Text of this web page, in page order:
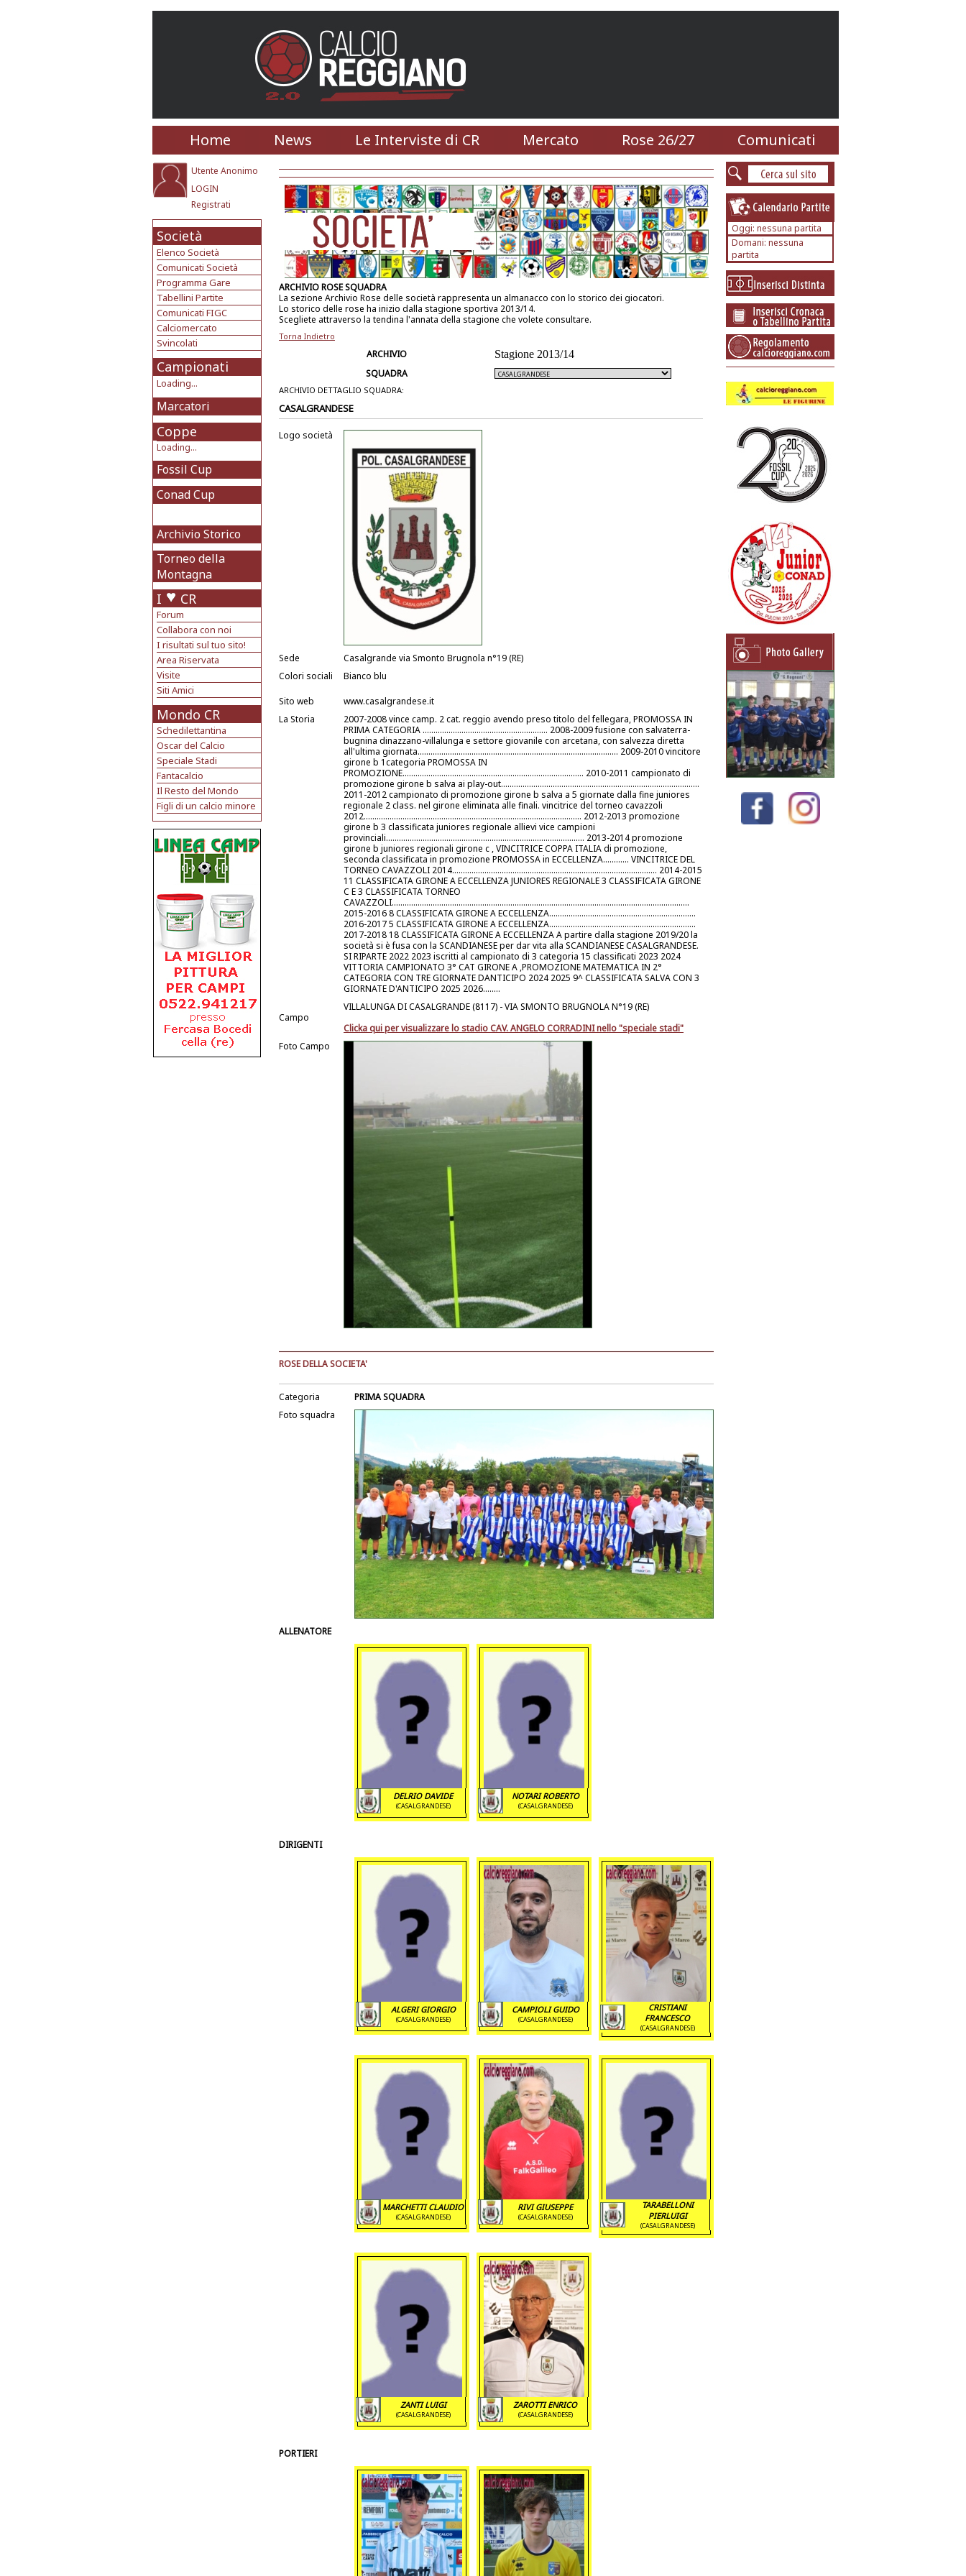
Home News Le Interviste di CR Mercato Rose 26/27 Comunicati
Utente Anonimo
LOGIN
Registrati
Società
Elenco Società
Comunicati Società
Programma Gare
Tabellini Partite
Comunicati FIGC
Calciomercato
Svincolati
Campionati
Loading...
Marcatori
Coppe
Loading...
Fossil Cup
Conad Cup
Archivio Storico
Torneo della
Montagna
I CR
Forum
Collabora con noi
I risultati sul tuo sito!
Area Riservata
Visite
Siti Amici
Mondo CR
Schedilettantina
Oscar del Calcio
Speciale Stadi
Fantacalcio
Il Resto del Mondo
Figli di un calcio minore
ARCHIVIO ROSE SQUADRA
La sezione Archivio Rose delle società rappresenta un almanacco con lo storico dei giocatori.
Lo storico delle rose ha inizio dalla stagione sportiva 2013/14.
Scegliete attraverso la tendina l'annata della stagione che volete consultare.
Torna Indietro
ARCHIVIO
Stagione 2013/14
SQUADRA
ARCHIVIO DETTAGLIO SQUADRA:
CASALGRANDESE
Logo società
Sede
Casalgrande via Smonto Brugnola n°19 (RE)
Colori sociali
Bianco blu
Sito web
www.casalgrandese.it
La Storia
2007-2008 vince camp. 2 cat. reggio avendo preso titolo del fellegara, PROMOSSA IN
PRIMA CATEGORIA .......................................................... 2008-2009 fusione con salvaterra-
bugnina dinazzano-villalunga e settore giovanile con arcetana, con salvezza diretta
all'ultima giornata............................................................................................. 2009-2010 vincitore
girone b 1categoria PROMOSSA IN
PROMOZIONE.................................................................................... 2010-2011 campionato di
promozione girone b salva ai play-out............................................................................................
2011-2012 campionato di promozione girone b salva a 5 giornate dalla fine juniores
regionale 2 class. nel girone eliminata alle finali. vincitrice del torneo cavazzoli
2012..................................................................................................... 2012-2013 promozione
girone b 3 classificata juniores regionale allievi vice campioni
provinciali............................................................................................ 2013-2014 promozione
girone b juniores regionali girone c , VINCITRICE COPPA ITALIA di promozione,
seconda classificata in promozione PROMOSSA in ECCELLENZA............ VINCITRICE DEL
TORNEO CAVAZZOLI 2014............................................................................................... 2014-2015
11 CLASSIFICATA GIRONE A ECCELLENZA JUNIORES REGIONALE 3 CLASSIFICATA GIRONE
C E 3 CLASSIFICATA TORNEO
CAVAZZOLI..........................................................................................................................................
2015-2016 8 CLASSIFICATA GIRONE A ECCELLENZA....................................................................
2016-2017 5 CLASSIFICATA GIRONE A ECCELLENZA....................................................................
2017-2018 18 CLASSIFICATA GIRONE A ECCELLENZA A partire dalla stagione 2019/20 la
società si è fusa con la SCANDIANESE per dar vita alla SCANDIANESE CASALGRANDESE.
SI RIPARTE 2022 2023 iscritti al campionato di 3 categoria 15 classificati 2023 2024
VITTORIA CAMPIONATO 3° CAT GIRONE A ,PROMOZIONE MATEMATICA IN 2°
CATEGORIA CON TRE GIORNATE DANTICIPO 2024 2025 9^ CLASSIFICATA SALVA CON 3
GIORNATE D'ANTICIPO 2025 2026........
Campo
VILLALUNGA DI CASALGRANDE (8117) - VIA SMONTO BRUGNOLA N°19 (RE)
Clicka qui per visualizzare lo stadio CAV. ANGELO CORRADINI nello "speciale stadi"
Foto Campo
ROSE DELLA SOCIETA'
Categoria
PRIMA SQUADRA
Foto squadra
ALLENATORE
DELRIO DAVIDE
(CASALGRANDESE)
NOTARI ROBERTO
(CASALGRANDESE)
DIRIGENTI
ALGERI GIORGIO
(CASALGRANDESE)
CAMPIOLI GUIDO
(CASALGRANDESE)
CRISTIANI
FRANCESCO
(CASALGRANDESE)
MARCHETTI CLAUDIO
(CASALGRANDESE)
RIVI GIUSEPPE
(CASALGRANDESE)
TARABELLONI
PIERLUIGI
(CASALGRANDESE)
ZANTI LUIGI
(CASALGRANDESE)
ZAROTTI ENRICO
(CASALGRANDESE)
PORTIERI
Oggi: nessuna partita
Domani: nessuna
partita